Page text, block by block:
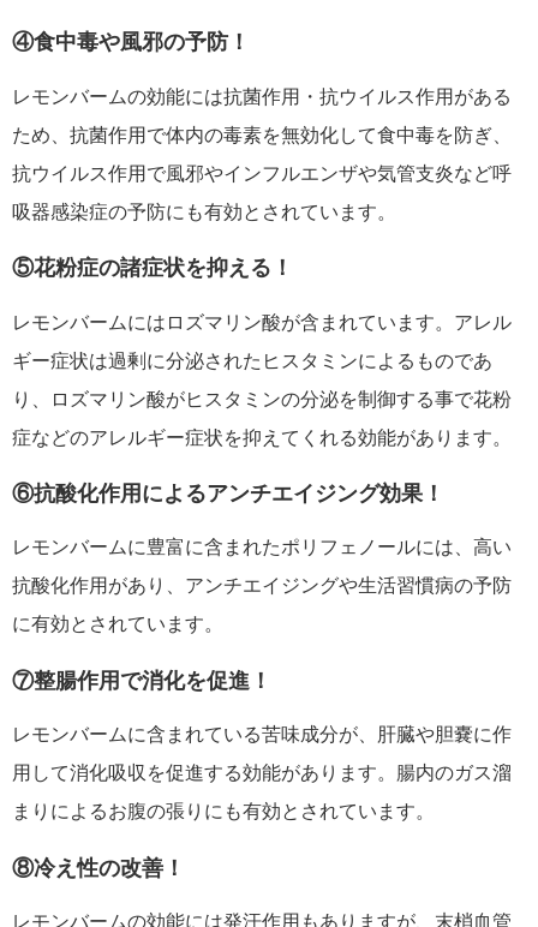
④食中毒や風邪の予防！
レモンバームの効能には抗菌作用・抗ウイルス作用がある
ため、抗菌作用で体内の毒素を無効化して食中毒を防ぎ、
抗ウイルス作用で風邪やインフルエンザや気管支炎など呼
吸器感染症の予防にも有効とされています。
⑤花粉症の諸症状を抑える！
レモンバームにはロズマリン酸が含まれています。アレル
ギー症状は過剰に分泌されたヒスタミンによるものであ
り、ロズマリン酸がヒスタミンの分泌を制御する事で花粉
症などのアレルギー症状を抑えてくれる効能があります。
⑥抗酸化作用によるアンチエイジング効果！
レモンバームに豊富に含まれたポリフェノールには、高い
抗酸化作用があり、アンチエイジングや生活習慣病の予防
に有効とされています。
⑦整腸作用で消化を促進！
レモンバームに含まれている苦味成分が、肝臓や胆嚢に作
用して消化吸収を促進する効能があります。腸内のガス溜
まりによるお腹の張りにも有効とされています。
⑧冷え性の改善！
レモンバームの効能には発汗作用もありますが、末梢血管